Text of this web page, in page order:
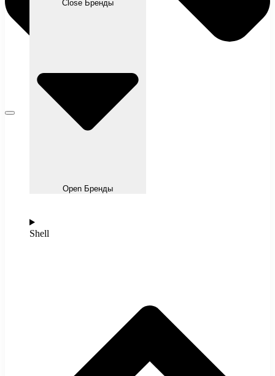
Close Бренды
Open Бренды
Shell